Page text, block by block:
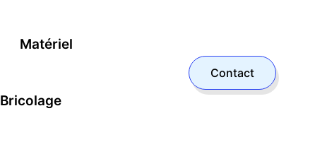
Matériel
Bricolage
Contact